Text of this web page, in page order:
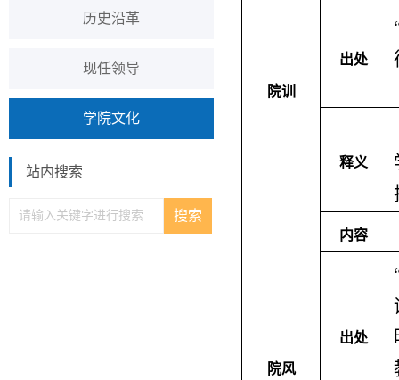
历史沿革
现任领导
学院文化
站内搜索
院训
出处
释义
院风
内容
出处